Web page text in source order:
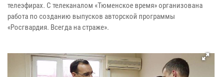
телеэфирах. С телеканалом «Тюменское время» организована
работа по созданию выпусков авторской программы
«Росгвардия. Всегда на страже».